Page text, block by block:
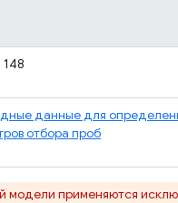
данные для
отбора проб
модели применяются